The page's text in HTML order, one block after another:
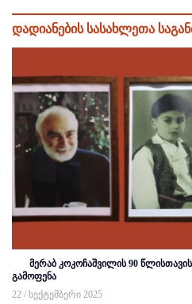
დადიანების სასახლეთა
მერაბ კოკოჩაშვილის 90
გამოფენა
22 / სექტემბერი 2025